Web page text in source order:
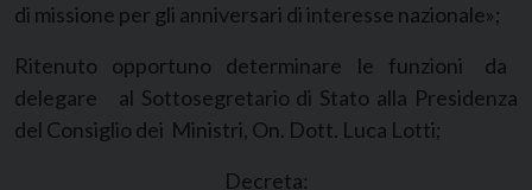
di missione per gli anniversari di interesse nazionale»;
Ritenuto opportuno determinare le funzioni da
delegare al Sottosegretario di Stato alla Presidenza
del Consiglio dei Ministri, On. Dott. Luca Lotti;
Decreta: